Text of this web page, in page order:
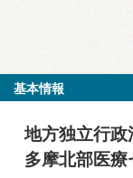
基本情報
地方独立行政
多摩北部医療